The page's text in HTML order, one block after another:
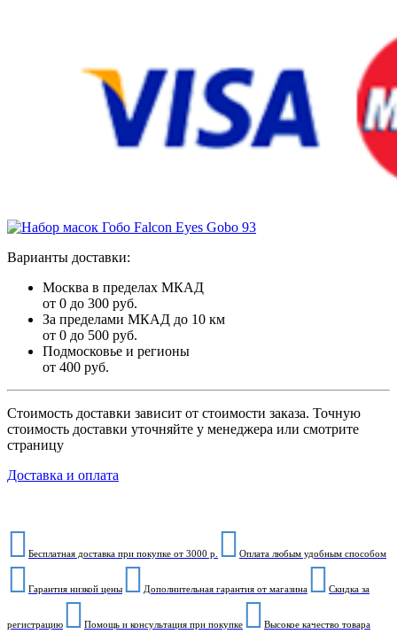
Варианты доставки:
Москва в пределах МКАД
от 0 до 300 руб.
За пределами МКАД до 10 км
от 0 до 500 руб.
Подмосковье и регионы
от 400 руб.
Стоимость доставки зависит от стоимости заказа. Точную
стоимость доставки уточняйте у менеджера или смотрите
страницу
Доставка и оплата
Бесплатная доставка при покупке от 3000 р. Оплата любым удобным способом
Гарантия низкой цены Дополнительная гарантия от магазина Скидка за
регистрацию Помощь и консультация при покупке Высокое качество товара